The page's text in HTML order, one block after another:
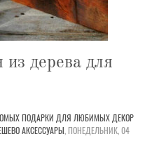
дерева для
ПОДАРКИ ДЛЯ ЛЮБИМЫХ ДЕКОР
АКСЕССУАРЫ,ПОНЕДЕЛЬНИК, 04